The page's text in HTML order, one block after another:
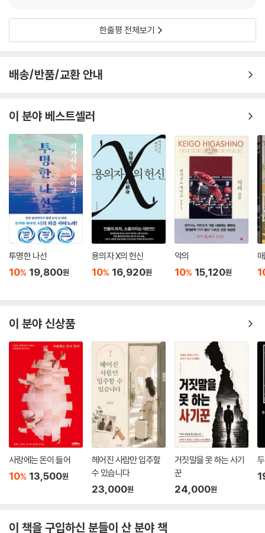
한줄평 전체보기
배송/반품/교환 안내
이 분야 베스트셀러
투명한 나선
10% 19,800원
용의자 X의 헌신
10% 16,920원
악의
10% 15,120원
이 분야 신상품
사랑에는 돈이 들어
10% 13,500원
헤어진 사람만 입주할
수 있습니다
23,000원
거짓말을 못 하는 사기
꾼
24,000원
이 책을 구입하신 분들이 산 분야 책